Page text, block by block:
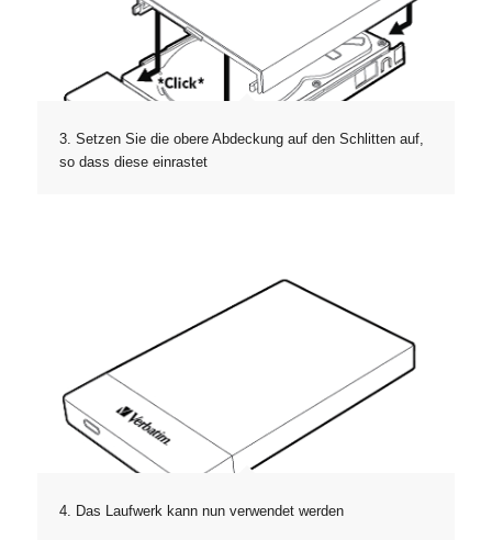
3. Setzen Sie die obere Abdeckung auf den Schlitten auf,
so dass diese einrastet
4. Das Laufwerk kann nun verwendet werden